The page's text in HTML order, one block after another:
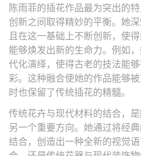
陈雨菲的插花作品最为突出的
创新之间取得精妙的平衡。她
且在这一基础上不断创新，使
能够焕发出新的生命力。例如
代化演绎，使得古老的技法能
彩。这种融合使她的作品能够
时也保留了传统插花的精髓。
传统花卉与现代材料的结合，
另一个重要方向。她通过将经
结合，创造出一种全新的视觉